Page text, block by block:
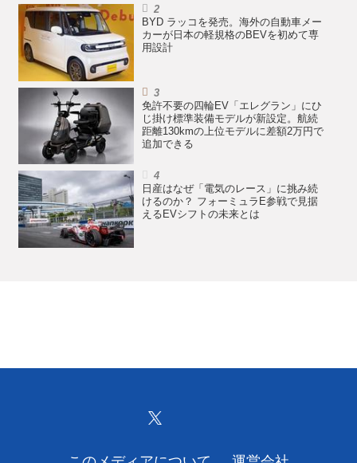
BYD ラッコを発売。海外の自動車メー
カーが日本の軽規格のBEVを初めて専
用設計
免許不要の四輪EV「エレグラン」にひ
じ掛け標準装備モデルが新設定。航続
距離130kmの上位モデルに差額2万円で
追加できる
日産はなぜ「電気のレース」に挑み続
けるのか？ フォーミュラE参戦で見据
えるEVシフトの未来とは